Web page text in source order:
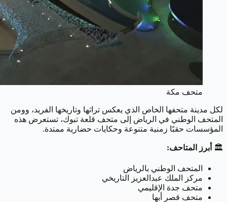
متحف مكة
لكل مدينة متحفها الخاص الذي يعكس تراثها وتاريخها الفريد، وومن
المتحف الوطني في الرياض إلى متحف قلعة تبوك، تستعرض هذه
المؤسسات حقبًا زمنية متنوعة وحكايات حضارية ممتدة.
🏛 أبرز المتاحف:
المتحف الوطني بالرياض
مركز الملك عبدالعزيز التاريخي
متحف جدة الإقليمي
متحف قصر أبها